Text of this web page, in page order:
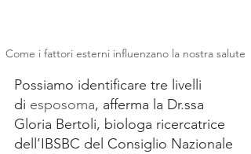
Come i fattori esterni influenzano la nostra salute
Possiamo identificare tre livelli
di esposoma, afferma la Dr.ssa
Gloria Bertoli, biologa ricercatrice
dell’IBSBC del Consiglio Nazionale